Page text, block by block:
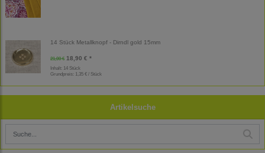
14 Stück Metallknopf - Dirndl gold 15mm
21,00 € 18,90 € *
Inhalt: 14 Stück
Grundpreis: 1,35 € / Stück
Artikelsuche